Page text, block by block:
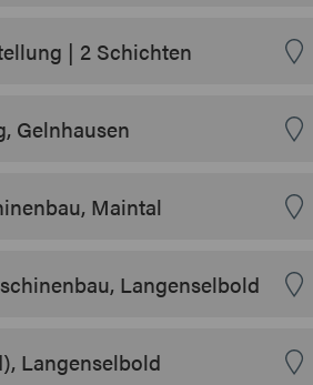
| 2 Schichten
Gelnhausen
Maintal
Langenselbold
Langenselbold